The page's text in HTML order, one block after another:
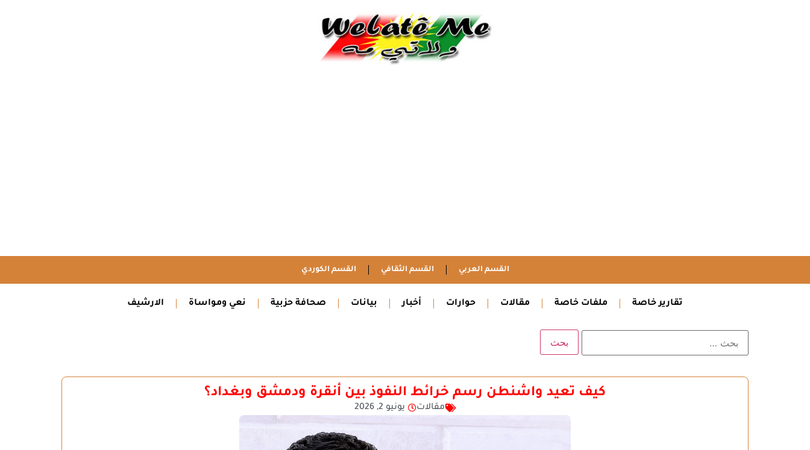
القسم العربي القسم الثقافي القسم الكوردي
تقارير خاصة ملفات خاصة مقالات حوارات أخبار بيانات صحافة حزبية نعي ومواساة الارشيف
كيف تعيد واشنطن رسم خرائط النفوذ بين أنقرة ودمشق وبغداد؟
مقالات يونيو 2, 2026